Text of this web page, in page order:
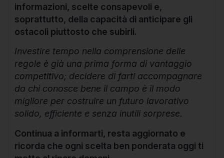
informazioni, scelte consapevoli e,
soprattutto, della capacità di anticipare gli
ostacoli piuttosto che subirli.
Investire tempo nella comprensione delle
regole è già una prima forma di vantaggio
competitivo; decidere di farti accompagnare
da chi conosce bene il campo è il modo
migliore per costruire un futuro lavorativo
solido, efficiente e senza inutili sorprese.
Continua a informarti, resta aggiornato e
ricorda che ogni scelta ben ponderata oggi ti